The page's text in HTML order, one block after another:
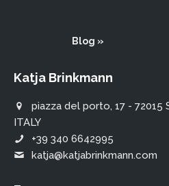
Blog »
Katja Brinkmann
piazza del porto, 17 - 72015
ITALY
+39 340 6642995
katja@katjabrinkmann.com